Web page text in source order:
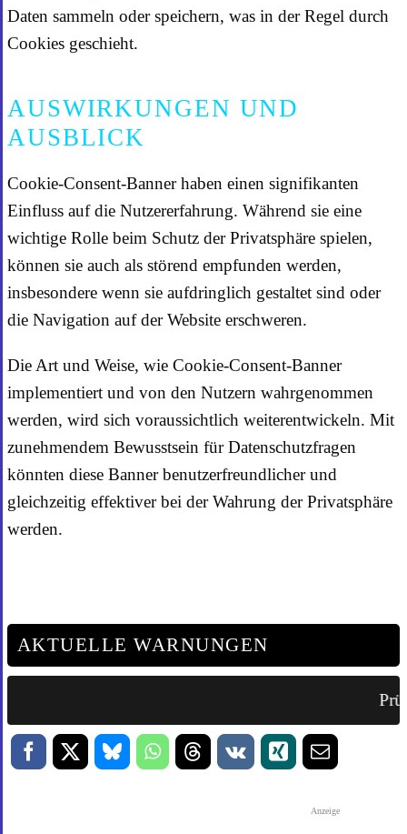
Daten sammeln oder speichern, was in der Regel durch
Cookies geschieht.
AUSWIRKUNGEN UND
AUSBLICK
Cookie-Consent-Banner haben einen signifikanten
Einfluss auf die Nutzererfahrung. Während sie eine
wichtige Rolle beim Schutz der Privatsphäre spielen,
können sie auch als störend empfunden werden,
insbesondere wenn sie aufdringlich gestaltet sind oder
die Navigation auf der Website erschweren.
Die Art und Weise, wie Cookie-Consent-Banner
implementiert und von den Nutzern wahrgenommen
werden, wird sich voraussichtlich weiterentwickeln. Mit
zunehmendem Bewusstsein für Datenschutzfragen
könnten diese Banner benutzerfreundlicher und
gleichzeitig effektiver bei der Wahrung der Privatsphäre
werden.
AKTUELLE WARNUNGEN
Anzeige